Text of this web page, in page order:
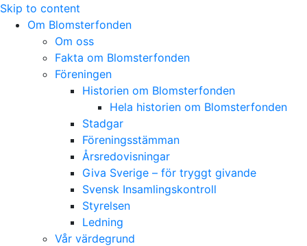
Skip to content
Om Blomsterfonden
Om oss
Fakta om Blomsterfonden
Föreningen
Historien om Blomsterfonden
Hela historien om Blomsterfonden
Stadgar
Föreningsstämman
Årsredovisningar
Giva Sverige – för tryggt givande
Svensk Insamlingskontroll
Styrelsen
Ledning
Vår värdegrund